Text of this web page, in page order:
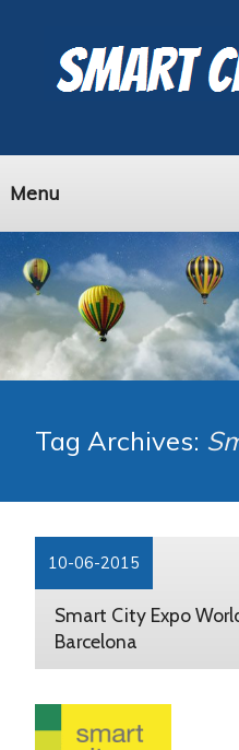
Menu
Tag Archives:
10-06-2015
Smart City Expo
Barcelona